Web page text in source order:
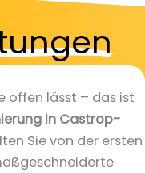
offen lässt – das ist
in Castrop-
Sie von der ersten